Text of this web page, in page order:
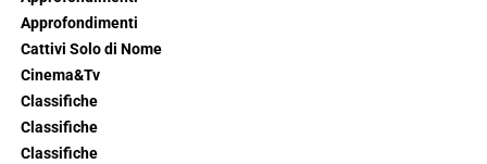
Approfondimenti
Cattivi Solo di Nome
Cinema&Tv
Classifiche
Classifiche
Classifiche